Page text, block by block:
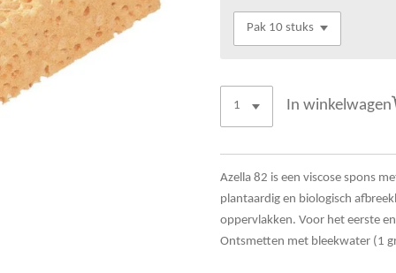
In winkelwagen
Azella 82 is een viscose spons
plantaardig en biologisch
oppervlakken. Voor het eerste
Ontsmetten met bleekwater (1